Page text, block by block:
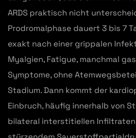
ARDS praktisch nicht
Prodromalphase dauert 3 bis 7
exakt nach einer grippalen
Myalgien, Fatigue, manchmal
Symptome, ohne
Stadium. Dann kommt der
Einbruch, häufig innerhalb von
bilateral interstitiellen Infiltraten